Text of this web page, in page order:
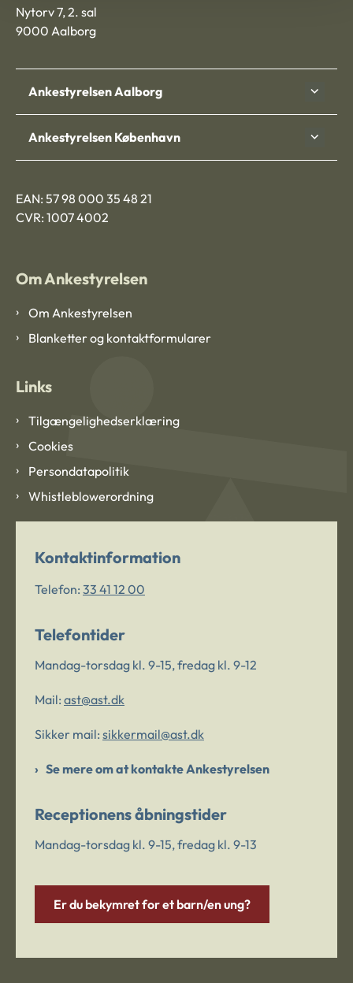
Nytorv 7, 2. sal
9000 Aalborg
Ankestyrelsen Aalborg
Ankestyrelsen København
EAN: 57 98 000 35 48 21
CVR: 1007 4002
Om Ankestyrelsen
Om Ankestyrelsen
Blanketter og kontaktformularer
Links
Tilgængelighedserklæring
Cookies
Persondatapolitik
Whistleblowerordning
Kontaktinformation
Telefon: 33 41 12 00
Telefontider
Mandag-torsdag kl. 9-15, fredag kl. 9-12
Mail: ast@ast.dk
Sikker mail: sikkermail@ast.dk
Se mere om at kontakte Ankestyrelsen
Receptionens åbningstider
Mandag-torsdag kl. 9-15, fredag kl. 9-13
Er du bekymret for et barn/en ung?